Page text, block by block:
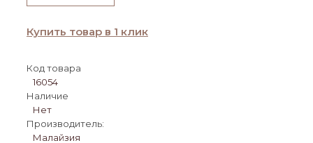
Купить товар в 1 клик
Код товара
16054
Наличие
Нет
Производитель:
Малайзия